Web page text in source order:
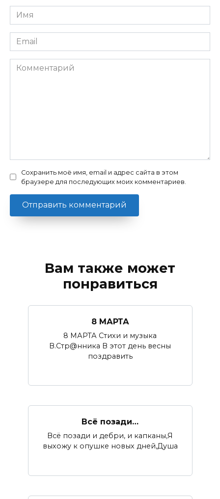
Имя
Email
Комментарий
Сохранить моё имя, email и адрес сайта в этом
браузере для последующих моих комментариев.
Вам также может
понравиться
8 МАРТА
8 МАРТА Стихи и музыка
В.Стр@нника В этот день весны
поздравить
Всё позади…
Всё позади и дебри, и капканы,Я
выхожу к опушке новых дней,Душа